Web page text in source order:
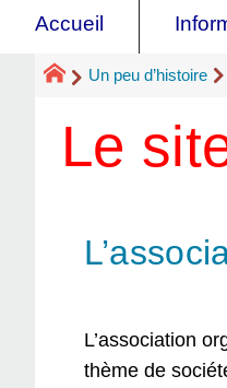
Accueil
Un peu d’histoire
Le
L’association
thème de